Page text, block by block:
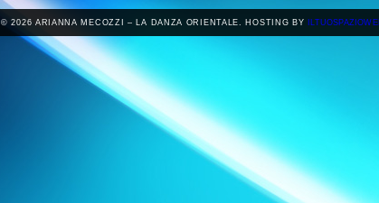
© 2026 ARIANNA MECOZZI – LA DANZA ORIENTALE. HOSTING BY